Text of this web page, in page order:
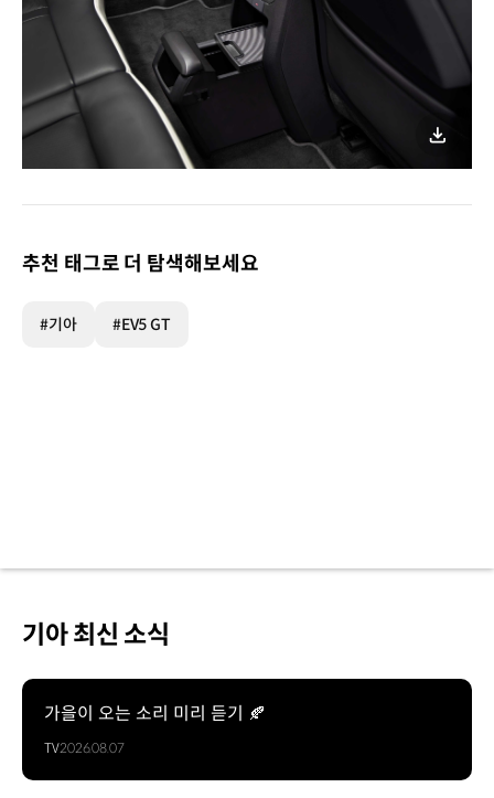
이미지
다운로드
추천 태그로 더 탐색해보세요
#기아 #EV5 GT
기아 최신 소식
가을이 오는 소리 미리 듣기 🍂
TV2026.08.07